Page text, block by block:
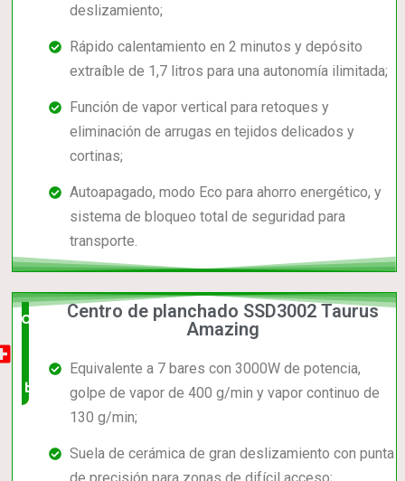
deslizamiento;
Rápido calentamiento en 2 minutos y depósito
extraíble de 1,7 litros para una autonomía ilimitada;
Función de vapor vertical para retoques y
eliminación de arrugas en tejidos delicados y
cortinas;
Autoapagado, modo Eco para ahorro energético, y
sistema de bloqueo total de seguridad para
transporte.
Opción
buena
Centro de planchado SSD3002 Taurus
Amazing
Equivalente a 7 bares con 3000W de potencia,
golpe de vapor de 400 g/min y vapor continuo de
130 g/min;
Suela de cerámica de gran deslizamiento con punta